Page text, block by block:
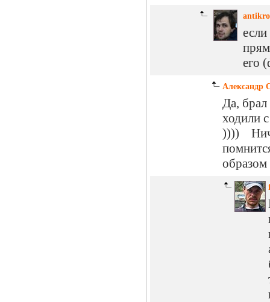
его
Александр
Да,
ходили
))))